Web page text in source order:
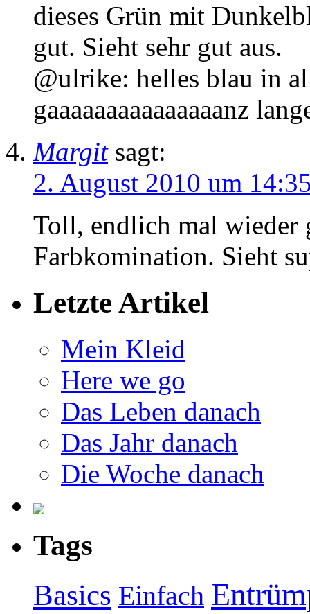
dieses Grün mit
gut. Sieht sehr gut aus.
@ulrike: helles blau in
gaaaaaaaaaaaaaaanz
Margit sagt:
2. August 2010 um
Toll, endlich mal wieder
Farbkomination. Sieht
Letzte Artikel
Mein Kleid
Here we go
Das Leben danach
Das Jahr danach
Die Woche danach
Tags
Basics Einfach